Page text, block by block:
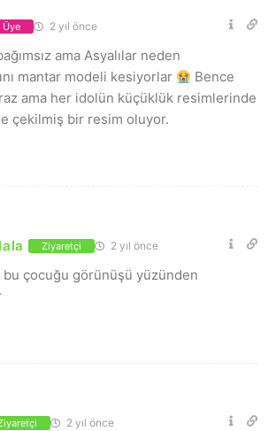
Üye 2 yıl önce
ama Asyalılar neden
mantar modeli kesiyorlar
Bence
ama her idolün küçüklük resimlerinde
çekilmiş bir resim oluyor.
Ziyaretçi 2 yıl önce
bu çocuğu görünüşü yüzünden
2 yıl önce